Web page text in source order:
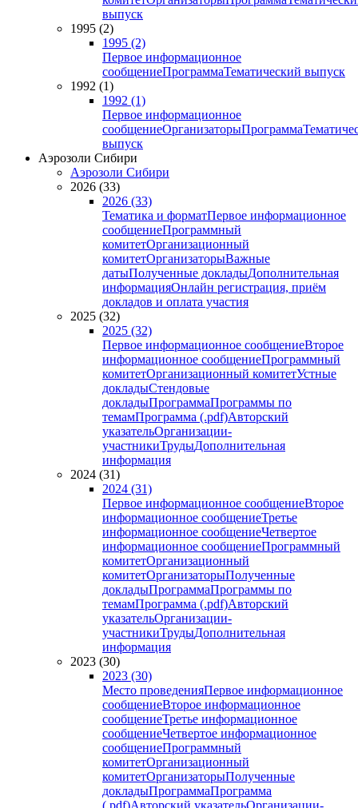
выпуск
1995 (2)
1995 (2)
Первое информационное
сообщениеПрограммаТематический выпуск
1992 (1)
1992 (1)
Первое информационное
сообщениеОрганизаторыПрограмма
выпуск
Аэрозоли Сибири
Аэрозоли Сибири
2026 (33)
2026 (33)
Тематика и форматПервое информационное
сообщениеПрограммный
комитетОрганизационный
комитетОрганизаторыВажные
датыПолученные докладыДополнительная
информацияОнлайн регистрация, приём
докладов и оплата участия
2025 (32)
2025 (32)
Первое информационное сообщениеВторое
информационное сообщениеПрограммный
комитетОрганизационный комитетУстные
докладыСтендовые
докладыПрограммаПрограммы по
темамПрограмма (.pdf)Авторский
указательОрганизации-
участникиТрудыДополнительная
информация
2024 (31)
2024 (31)
Первое информационное сообщениеВторое
информационное сообщениеТретье
информационное сообщениеЧетвертое
информационное сообщениеПрограммный
комитетОрганизационный
комитетОрганизаторыПолученные
докладыПрограммаПрограммы по
темамПрограмма (.pdf)Авторский
указательОрганизации-
участникиТрудыДополнительная
информация
2023 (30)
2023 (30)
Место проведенияПервое информационное
сообщениеВторое информационное
сообщениеТретье информационное
сообщениеЧетвертое информационное
сообщениеПрограммный
комитетОрганизационный
комитетОрганизаторыПолученные
докладыПрограммаПрограмма
(.pdf)Авторский указательОрганизации-